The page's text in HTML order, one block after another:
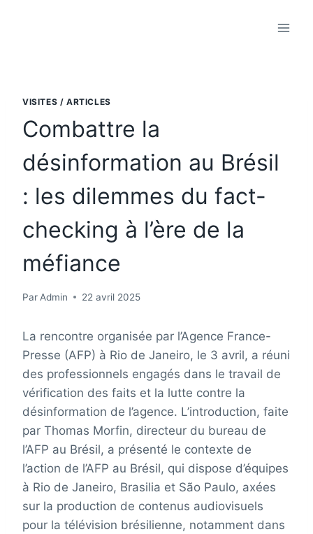
VISITES / ARTICLES
Combattre la
désinformation au Brésil
: les dilemmes du fact-
checking à l’ère de la
méfiance
Par Admin 22 avril 2025
La rencontre organisée par l’Agence France-
Presse (AFP) à Rio de Janeiro, le 3 avril, a réuni
des professionnels engagés dans le travail de
vérification des faits et la lutte contre la
désinformation de l’agence. L’introduction, faite
par Thomas Morfin, directeur du bureau de
l’AFP au Brésil, a présenté le contexte de
l’action de l’AFP au Brésil, qui dispose d’équipes
à Rio de Janeiro, Brasilia et São Paulo, axées
sur la production de contenus audiovisuels
pour la télévision brésilienne, notamment dans